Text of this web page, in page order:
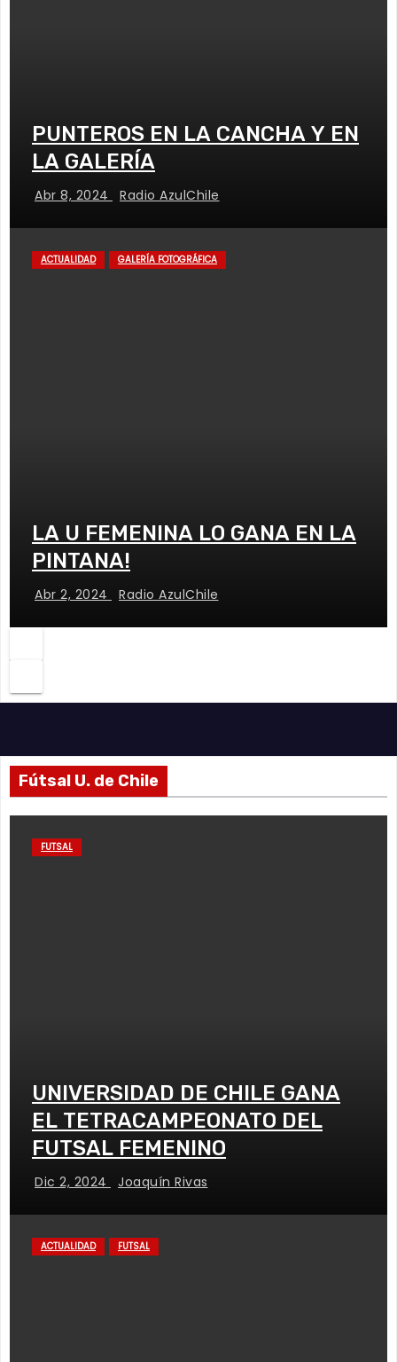
PUNTEROS EN LA CANCHA Y EN
LA GALERÍA
Abr 8, 2024 Radio AzulChile
ACTUALIDAD GALERÍA FOTOGRÁFICA
LA U FEMENINA LO GANA EN LA
PINTANA!
Abr 2, 2024 Radio AzulChile
Fútsal U. de Chile
FUTSAL
UNIVERSIDAD DE CHILE GANA
EL TETRACAMPEONATO DEL
FUTSAL FEMENINO
Dic 2, 2024 Joaquín Rivas
ACTUALIDAD FUTSAL